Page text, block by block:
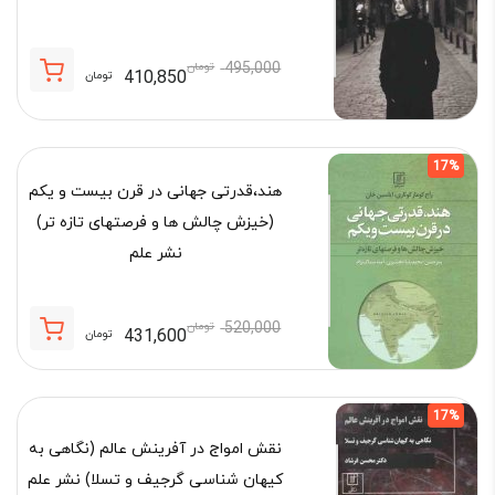
495,000 تومان
اصلی:
495,000 تومان
410,850 تومان
فعلی:
410,850 تومان.
17%
هند،قدرتی جهانی در قرن بیست و یکم
(خیزش چالش ها و فرصتهای تازه تر)
نشر علم
520,000 تومان431,600 تومان
17%
نقش امواج در آفرینش عالم (نگاهی به
کیهان شناسی گرجیف و تسلا) نشر علم